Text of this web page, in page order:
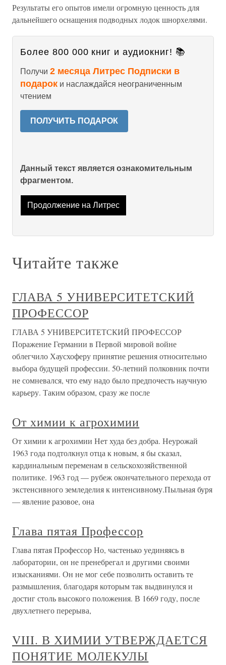
Результаты его опытов имели огромную ценность для
дальнейшего оснащения подводных лодок шнорхелями.
Более 800 000 книг и аудиокниг! 📚
Получи 2 месяца Литрес Подписки в
подарок и наслаждайся неограниченным
чтением
ПОЛУЧИТЬ ПОДАРОК
Данный текст является ознакомительным
фрагментом.
Продолжение на Литрес
Читайте также
ГЛАВА 5 УНИВЕРСИТЕТСКИЙ
ПРОФЕССОР
ГЛАВА 5 УНИВЕРСИТЕТСКИЙ ПРОФЕССОР
Поражение Германии в Первой мировой войне
облегчило Хаусхоферу принятие решения относительно
выбора будущей профессии. 50-летний полковник почти
не сомневался, что ему надо было предпочесть научную
карьеру. Таким образом, сразу же после
От химии к агрохимии
От химии к агрохимии Нет худа без добра. Неурожай
1963 года подтолкнул отца к новым, я бы сказал,
кардинальным переменам в сельскохозяйственной
политике. 1963 год — рубеж окончательного перехода от
экстенсивного земледелия к интенсивному.Пыльная буря
— явление разовое, она
Глава пятая Профессор
Глава пятая Профессор Но, частенько уединяясь в
лаборатории, он не пренебрегал и другими своими
изысканиями. Он не мог себе позволить оставить те
размышления, благодаря которым так выдвинулся и
достиг столь высокого положения. В 1669 году, после
двухлетнего перерыва,
VIII. В ХИМИИ УТВЕРЖДАЕТСЯ
ПОНЯТИЕ МОЛЕКУЛЫ